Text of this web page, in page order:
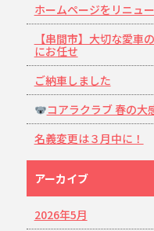
ホームページをリニュ
【串間市】大切な愛車
にお任せ
ご納車しました
コアラクラブ 春の大
名義変更は３月中に！
アーカイブ
2026年5月